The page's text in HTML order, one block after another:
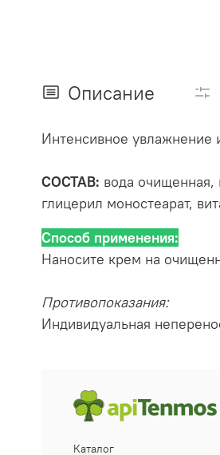
Описание
Интенсивное увлажнение
СОСТАВ: вода очищенная,
глицерил моностеарат,
Способ применения:
Наносите крем на
Противопоказания:
Индивидуальная
Каталог